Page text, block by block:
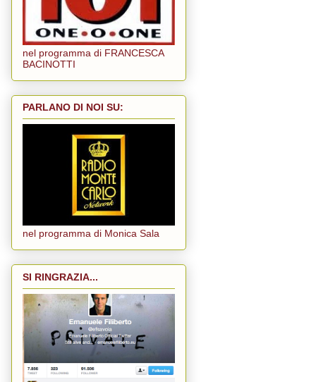
nel programma di FRANCESCA
BACINOTTI
PARLANO DI NOI SU:
nel programma di Monica Sala
SI RINGRAZIA...